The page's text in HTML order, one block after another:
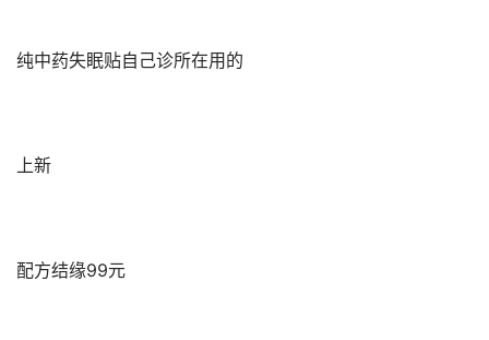
纯中药失眠贴自己诊所在用的
上新
配方结缘99元